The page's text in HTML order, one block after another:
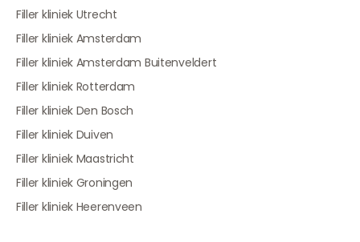
Filler kliniek Utrecht
Filler kliniek Amsterdam
Filler kliniek Amsterdam Buitenveldert
Filler kliniek Rotterdam
Filler kliniek Den Bosch
Filler kliniek Duiven
Filler kliniek Maastricht
Filler kliniek Groningen
Filler kliniek Heerenveen